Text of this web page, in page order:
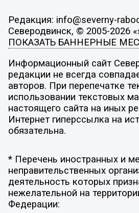
Редакция: info@severny-
Северодвинск, © 2005-2026
ПОКАЗАТЬ БАННЕРНЫЕ
Информационный сайт
редакции не всегда
авторов. При перепечатке
использовании текстовых
настоящего сайта на иных
Интернет гиперссылка на
обязательна.
* Перечень иностранных и
неправительственных
деятельность которых
нежелательной на
Федерации: